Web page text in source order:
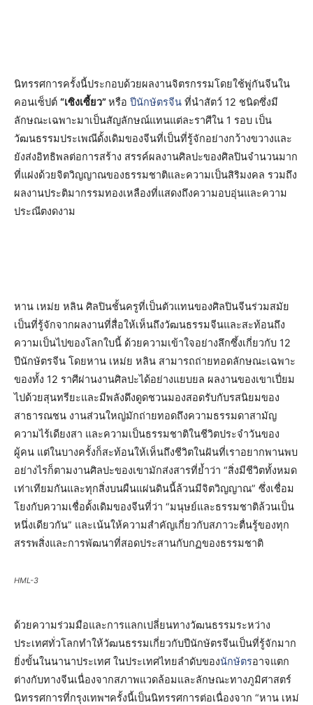
นิทรรศการครั้งนี้ประกอบด้วยผลงานจิตรกรรมโดยใช้พู่กันจีนใน
คอนเซ็ปต์ “เซิงเซี้ยว”หรือ ปีนักษัตรจีน ที่นำสัตว์ 12 ชนิดซึ่งมี
ลักษณะเฉพาะมาเป็นสัญลักษณ์แทนแต่ละราศีใน 1 รอบ เป็น
วัฒนธรรมประเพณีดั้งเดิมของจีนที่เป็นที่รู้จักอย่างกว้างขวางและ
ยังส่งอิทธิพลต่อการสร้าง สรรค์ผลงานศิลปะของศิลปินจำนวนมาก
ที่แฝงด้วยจิตวิญญาณของธรรมชาติและความเป็นสิริมงคล รวมถึง
ผลงานประติมากรรมทองเหลืองที่แสดงถึงความอบอุ่นและความ
ประณีตงดงาม
หาน เหม่ย หลิน ศิลปินชั้นครูที่เป็นตัวแทนของศิลปินจีนร่วมสมัย
เป็นที่รู้จักจากผลงานที่สื่อให้เห็นถึงวัฒนธรรมจีนและสะท้อนถึง
ความเป็นไปของโลกใบนี้ ด้วยความเข้าใจอย่างลึกซึ้งเกี่ยวกับ 12
ปีนักษัตรจีน โดยหาน เหม่ย หลิน สามารถถ่ายทอดลักษณะเฉพาะ
ของทั้ง 12 ราศีผ่านงานศิลปะได้อย่างแยบยล ผลงานของเขาเปี่ยม
ไปด้วยสุนทรียะและมีพลังดึงดูดชวนมองสอดรับกับรสนิยมของ
สาธารณชน งานส่วนใหญ่มักถ่ายทอดถึงความธรรมดาสามัญ
ความไร้เดียงสา และความเป็นธรรมชาติในชีวิตประจำวันของ
ผู้คน แต่ในบางครั้งก็สะท้อนให้เห็นถึงชีวิตในฝันที่เราอยากพานพบ
อย่างไรก็ตามงานศิลปะของเขามักส่งสารที่ย้ำว่า “สิ่งมีชีวิตทั้งหมด
เท่าเทียมกันและทุกสิ่งบนผืนแผ่นดินนี้ล้วนมีจิตวิญญาณ” ซึ่งเชื่อม
โยงกับความเชื่อดั้งเดิมของจีนที่ว่า “มนุษย์และธรรมชาติล้วนเป็น
หนึ่งเดียวกัน” และเน้นให้ความสำคัญเกี่ยวกับสภาวะตื่นรู้ของทุก
สรรพสิ่งและการพัฒนาที่สอดประสานกับกฏของธรรมชาติ
HML-3
ด้วยความร่วมมือและการแลกเปลี่ยนทางวัฒนธรรมระหว่าง
ประเทศทั่วโลกทำให้วัฒนธรรมเกี่ยวกับปีนักษัตรจีนเป็นที่รู้จักมาก
ยิ่งขั้นในนานาประเทศ ในประเทศไทยลำดับของนักษัตรอาจแตก
ต่างกับทางจีนเนื่องจากสภาพแวดล้อมและลักษณะทางภูมิศาสตร์
นิทรรศการที่กรุงเทพฯครั้งนี้เป็นนิทรรศการต่อเนื่องจาก “หาน เหม่